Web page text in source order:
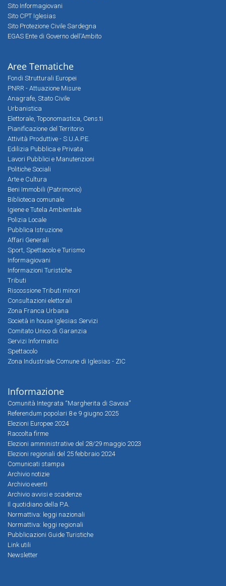
Sito Informagiovani
Sito CPT Iglesias
Sito Protezione Civile Sardegna
EGAS Ente di Governo dell'Ambito
Aree Tematiche
Fondi Strutturali Europei
PNRR - Attuazione Misure
Anagrafe, Stato Civile
Urbanistica
Elettorale, Toponomastica, Cens.ti
Pianificazione del Territorio
Attività Produttive - S.U.A.P.E.
Edilizia Pubblica e Privata
Lavori Pubblici e Manutenzioni
Politiche Sociali
Arte e Cultura
Beni Immobili (Patrimonio)
Biblioteca comunale
Igiene e Tutela Ambientale
Polizia Locale
Pubblica Istruzione
Affari Generali
Sport, Spettacolo e Turismo
Informagiovani
Informazioni Turistiche
Tributi
Riscossione Tributi minori
Consultazioni elettorali
Zona Franca Urbana
Società in house Iglesias Servizi
Comitato Unico di Garanzia
Servizi Informatici
Spettacolo
Zona Industriale Comune di Iglesias - ZIC
Informazione
Comunità Integrata “Margherita di Savoia”
Referendum popolari 8 e 9 giugno 2025
Elezioni Europee 2024
Raccolta firme
Elezioni amministrative del 28/29 maggio 2023
Elezioni regionali del 25 febbraio 2024
Comunicati stampa
Archivio notizie
Archivio eventi
Archivio avvisi e scadenze
Il quotidiano della P.A.
Normattiva: leggi nazionali
Normattiva: leggi regionali
Pubblicazioni Guide Turistiche
Link utili
Newsletter